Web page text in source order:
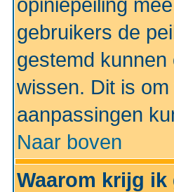
opiniepeiling
gebruikers de
gestemd
wissen. Dit is
aanpassingen
Naar boven
Waarom krijg